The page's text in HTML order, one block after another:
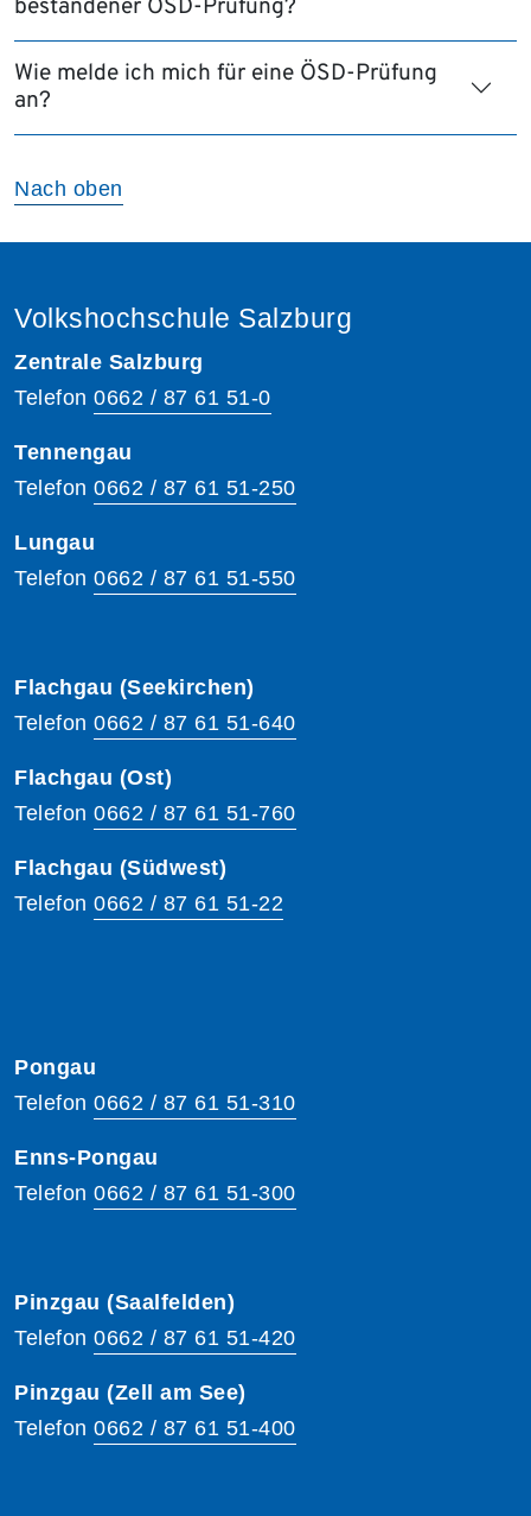
bestandener ÖSD-Prüfung?
Wie melde ich mich für eine ÖSD-Prüfung
an?
Nach oben
Volkshochschule Salzburg
Zentrale Salzburg
Telefon 0662 / 87 61 51-0
Tennengau
Telefon 0662 / 87 61 51-250
Lungau
Telefon 0662 / 87 61 51-550
Flachgau (Seekirchen)
Telefon 0662 / 87 61 51-640
Flachgau (Ost)
Telefon 0662 / 87 61 51-760
Flachgau (Südwest)
Telefon 0662 / 87 61 51-22
Pongau
Telefon 0662 / 87 61 51-310
Enns-Pongau
Telefon 0662 / 87 61 51-300
Pinzgau (Saalfelden)
Telefon 0662 / 87 61 51-420
Pinzgau (Zell am See)
Telefon 0662 / 87 61 51-400